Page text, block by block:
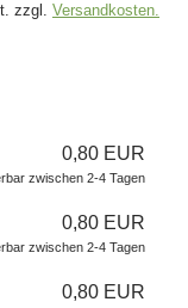
zzgl. Versandkosten.
0,80 EUR
zwischen 2-4 Tagen
0,80 EUR
zwischen 2-4 Tagen
0,80 EUR